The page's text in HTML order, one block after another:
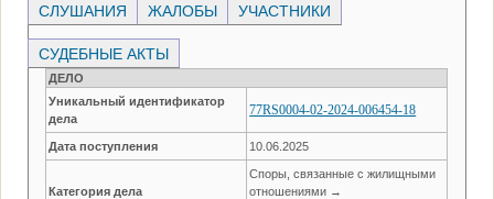
СЛУШАНИЯ ЖАЛОБЫ УЧАСТНИКИ
СУДЕБНЫЕ АКТЫ
ДЕЛО
Уникальный идентификатор
дела
77RS0004-02-2024-006454-18
Дата поступления 10.06.2025
Категория дела
Споры, связанные с жилищными
отношениями →